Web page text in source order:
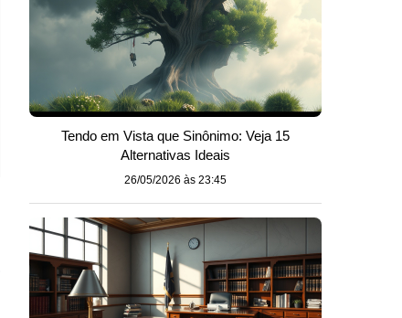
Tendo em Vista que Sinônimo: Veja 15
Alternativas Ideais
26/05/2026 às 23:45